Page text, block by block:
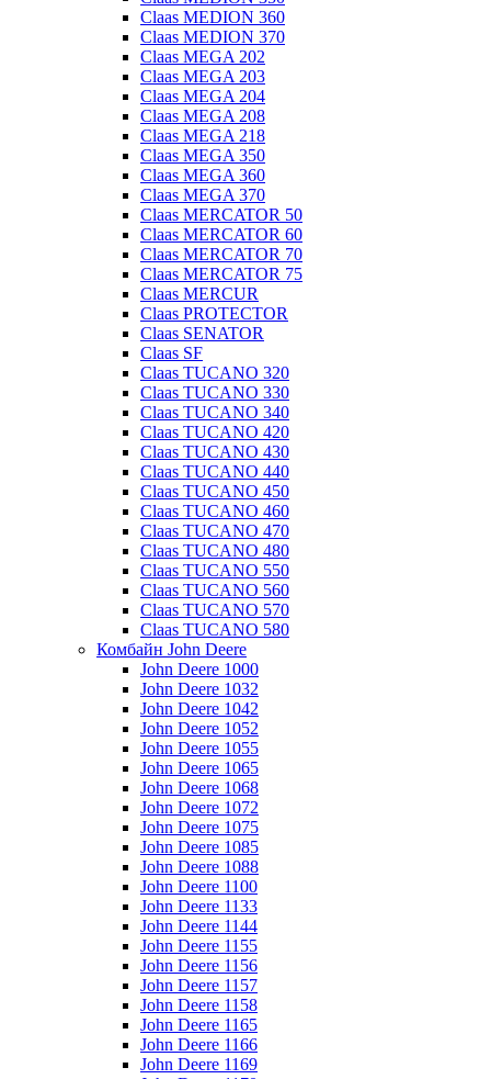
Claas MEDION 360
Claas MEDION 370
Claas MEGA 202
Claas MEGA 203
Claas MEGA 204
Claas MEGA 208
Claas MEGA 218
Claas MEGA 350
Claas MEGA 360
Claas MEGA 370
Claas MERCATOR 50
Claas MERCATOR 60
Claas MERCATOR 70
Claas MERCATOR 75
Claas MERCUR
Claas PROTECTOR
Claas SENATOR
Claas SF
Claas TUCANO 320
Claas TUCANO 330
Claas TUCANO 340
Claas TUCANO 420
Claas TUCANO 430
Claas TUCANO 440
Claas TUCANO 450
Claas TUCANO 460
Claas TUCANO 470
Claas TUCANO 480
Claas TUCANO 550
Claas TUCANO 560
Claas TUCANO 570
Claas TUCANO 580
Комбайн John Deere
John Deere 1000
John Deere 1032
John Deere 1042
John Deere 1052
John Deere 1055
John Deere 1065
John Deere 1068
John Deere 1072
John Deere 1075
John Deere 1085
John Deere 1088
John Deere 1100
John Deere 1133
John Deere 1144
John Deere 1155
John Deere 1156
John Deere 1157
John Deere 1158
John Deere 1165
John Deere 1166
John Deere 1169